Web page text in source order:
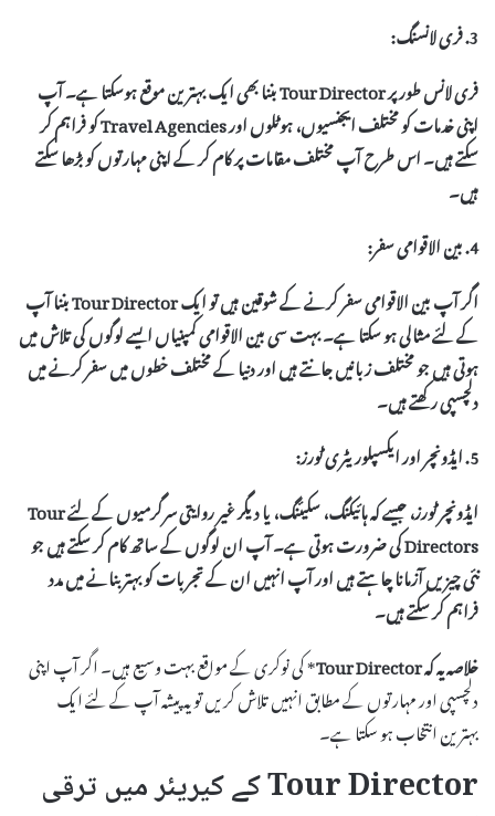
3. فری لانسنگ:
فری لانس طور پرTour Directorبننا بھی ایک بہترین موقع ہوسکتا ہے۔ آپ
اپنی خدمات کو مختلف ایجنسیوں، ہوٹلوں اور Travel Agencies کو فراہم کر
سکتے ہیں۔ اس طرح آپ مختلف مقامات پر کام کر کے اپنی مہارتوں کو بڑھا سکتے
ہیں۔
4. بین الاقوامی سفر:
اگر آپ بین الاقوامی سفر کرنے کے شوقین ہیں تو ایکTour Directorبننا آپ
کے لئے مثالی ہو سکتا ہے۔ بہت سی بین الاقوامی کمپنیاں ایسے لوگوں کی تلاش میں
ہوتی ہیں جو مختلف زبانیں جانتے ہیں اور دنیا کے مختلف خطوں میں سفر کرنے میں
دلچسپی رکھتے ہیں۔
5. ایڈونچر اور ایکسپلوریٹری ٹورز:
ایڈونچر ٹورز، جیسے کہ ہائیکنگ، سکیئنگ، یا دیگر غیر روایتی سرگرمیوں کے لئےTour
Directorsکی ضرورت ہوتی ہے۔ آپ ان لوگوں کے ساتھ کام کر سکتے ہیں جو
نئی چیزیں آزمانا چاہتے ہیں اور آپ انہیں ان کے تجربات کو بہتر بنانے میں مدد
فراہم کر سکتے ہیں۔
خلاصہ یہ کہTour Director* کی نوکری کے مواقع بہت وسیع ہیں۔ اگر آپ اپنی
دلچسپی اور مہارتوں کے مطابق انہیں تلاش کریں تو یہ پیشہ آپ کے لئے ایک
بہترین انتخاب ہو سکتا ہے۔
Tour Director کے کیریئر میں ترقی